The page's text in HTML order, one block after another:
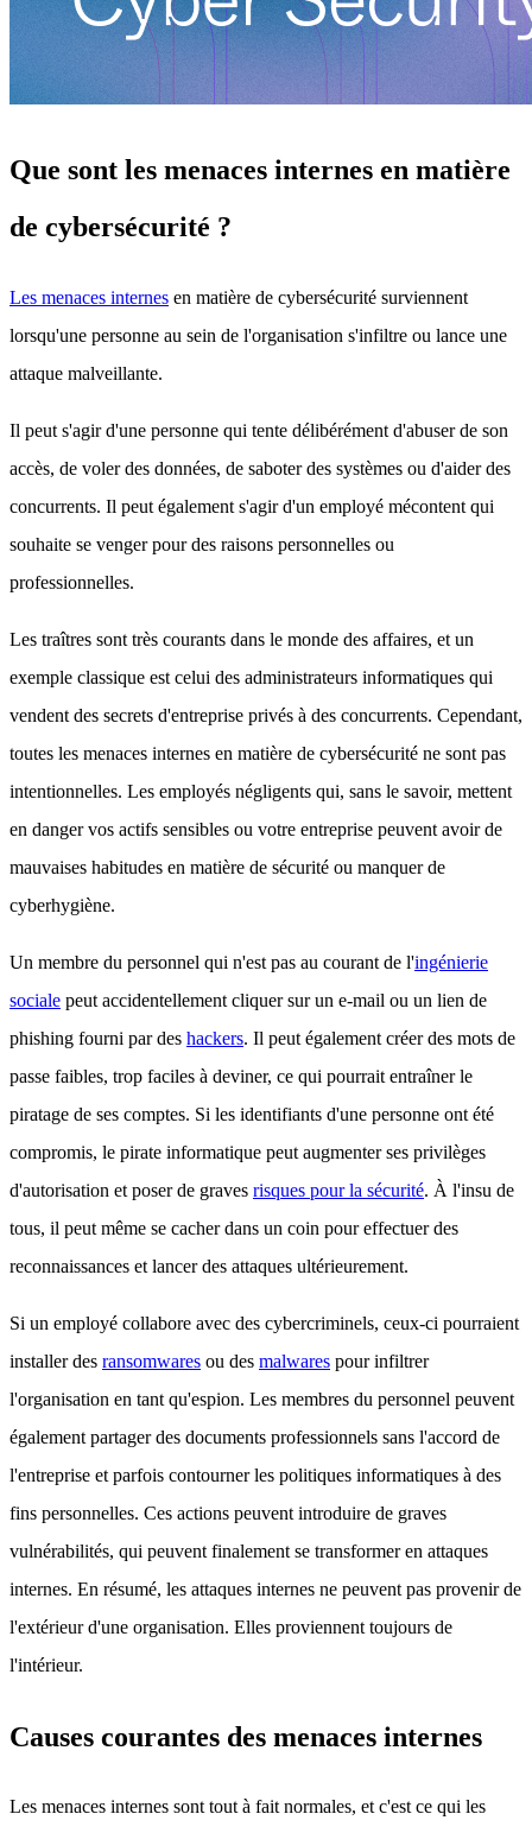
Que sont les menaces internes en matière
de cybersécurité ?
Les menaces internes en matière de cybersécurité surviennent
lorsqu'une personne au sein de l'organisation s'infiltre ou lance une
attaque malveillante.
Il peut s'agir d'une personne qui tente délibérément d'abuser de son
accès, de voler des données, de saboter des systèmes ou d'aider des
concurrents. Il peut également s'agir d'un employé mécontent qui
souhaite se venger pour des raisons personnelles ou
professionnelles.
Les traîtres sont très courants dans le monde des affaires, et un
exemple classique est celui des administrateurs informatiques qui
vendent des secrets d'entreprise privés à des concurrents. Cependant,
toutes les menaces internes en matière de cybersécurité ne sont pas
intentionnelles. Les employés négligents qui, sans le savoir, mettent
en danger vos actifs sensibles ou votre entreprise peuvent avoir de
mauvaises habitudes en matière de sécurité ou manquer de
cyberhygiène.
Un membre du personnel qui n'est pas au courant de l'ingénierie
sociale peut accidentellement cliquer sur un e-mail ou un lien de
phishing fourni par des hackers. Il peut également créer des mots de
passe faibles, trop faciles à deviner, ce qui pourrait entraîner le
piratage de ses comptes. Si les identifiants d'une personne ont été
compromis, le pirate informatique peut augmenter ses privilèges
d'autorisation et poser de graves risques pour la sécurité. À l'insu de
tous, il peut même se cacher dans un coin pour effectuer des
reconnaissances et lancer des attaques ultérieurement.
Si un employé collabore avec des cybercriminels, ceux-ci pourraient
installer des ransomwares ou des malwares pour infiltrer
l'organisation en tant qu'espion. Les membres du personnel peuvent
également partager des documents professionnels sans l'accord de
l'entreprise et parfois contourner les politiques informatiques à des
fins personnelles. Ces actions peuvent introduire de graves
vulnérabilités, qui peuvent finalement se transformer en attaques
internes. En résumé, les attaques internes ne peuvent pas provenir de
l'extérieur d'une organisation. Elles proviennent toujours de
l'intérieur.
Causes courantes des menaces internes
Les menaces internes sont tout à fait normales, et c'est ce qui les